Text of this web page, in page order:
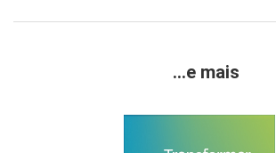
...e mais